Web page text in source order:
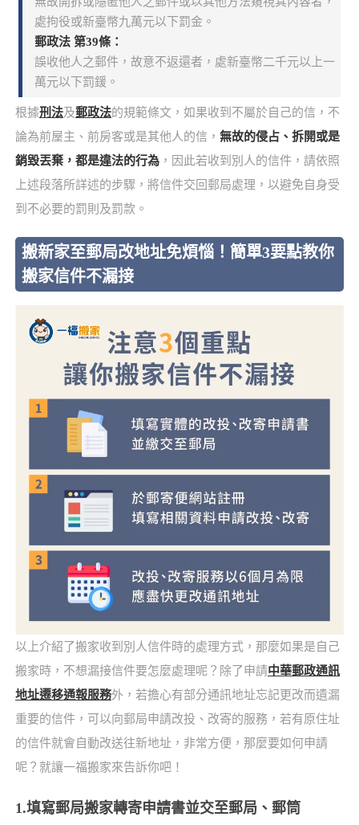
處拘役或新臺幣九萬元以下罰金。
郵政法 第39條：
誤收他人之郵件，故意不返還者，處新臺幣二千元以上一
萬元以下罰鍰。
根據刑法及郵政法的規範條文，如果收到不屬於自己的信，不
論為前屋主、前房客或是其他人的信， 無故的侵占、拆開或是
銷毀丟棄，都是違法的行為，因此若收到別人的信件，請依照
上述段落所詳述的步驟，將信件交回郵局處理，以避免自身受
到不必要的罰則及罰款。
搬新家至郵局改地址免煩惱！簡單3要點教你
搬家信件不漏接
以上介紹了搬家收到別人信件時的處理方式，那麼如果是自己
搬家時，不想漏接信件要怎麼處理呢？除了申請中華郵政通訊
地址遷移通報服務外，若擔心有部分通訊地址忘記更改而遺漏
重要的信件，可以向郵局申請改投、改寄的服務，若有原住址
的信件就會自動改送往新地址，非常方便，那麼要如何申請
呢？就讓一福搬家來告訴你吧！
1.填寫郵局搬家轉寄申請書並交至郵局、郵筒